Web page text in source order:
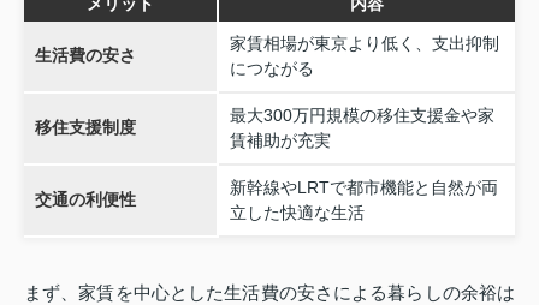
メリット 内容
生活費の安さ
家賃相場が東京より低く、支出抑制
につながる
移住支援制度
最大300万円規模の移住支援金や家
賃補助が充実
交通の利便性
新幹線やLRTで都市機能と自然が両
立した快適な生活
まず、家賃を中心とした生活費の安さによる暮らしの余裕は